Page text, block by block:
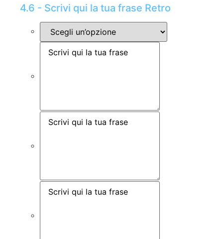
4.6 - Scrivi qui la tua frase Retro